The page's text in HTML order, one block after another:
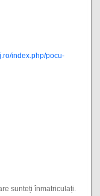
index.php/pocu-
sunteți înmatriculați.